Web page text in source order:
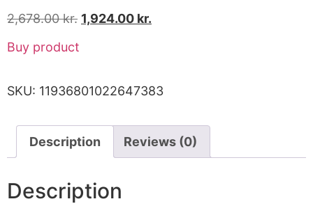
2,678.00kr. 1,924.00 kr.
Buy product
SKU: 11936801022647383
Description Reviews (0)
Description